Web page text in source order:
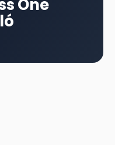
One